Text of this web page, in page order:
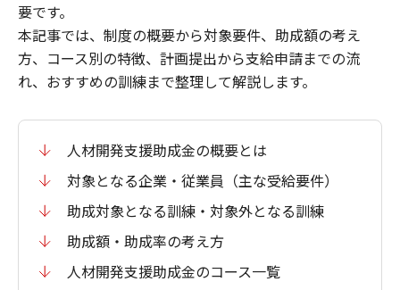
要です。
本記事では、制度の概要から対象要件、助成額の考え
方、コース別の特徴、計画提出から支給申請までの流
れ、おすすめの訓練まで整理して解説します。
人材開発支援助成金の概要とは
対象となる企業・従業員（主な受給要件）
助成対象となる訓練・対象外となる訓練
助成額・助成率の考え方
人材開発支援助成金のコース一覧